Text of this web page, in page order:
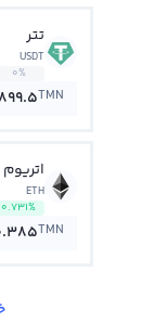
تتر
USDT
0%
TMN
اتریوم
ETH
0.731%
TMN